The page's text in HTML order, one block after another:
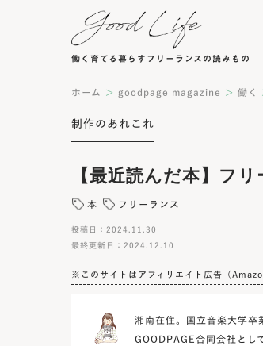
働く育てる暮らすフリーランスの読みもの
ホーム > goodpage magazine > 働く
制作のあれこれ
【最近読んだ本】フ
本 フリーランス
投稿日：2024.11.30
最終更新日：2024.12.10
※このサイトはアフィリエイト広告（
湘南在住。国立音楽大学卒
GOODPAGE合同会社とし